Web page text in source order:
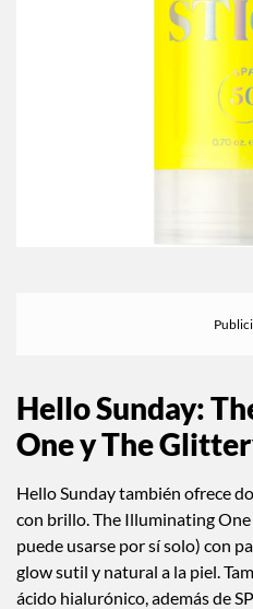
Hello Sunday:
One y The
Hello Sunday también ofrece
con brillo. The Illuminating
puede usarse por sí solo) con
glow sutil y natural a la piel.
ácido hialurónico, además de